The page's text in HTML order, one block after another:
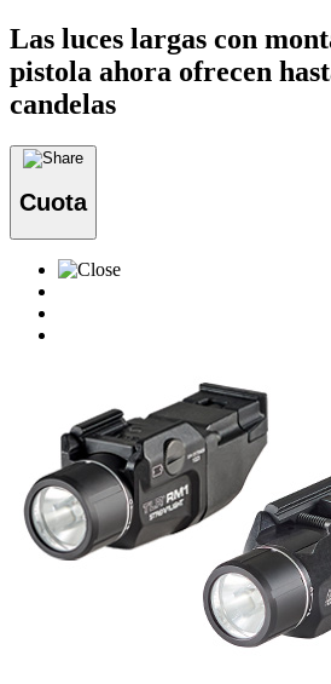
Las luces largas con
pistola ahora ofrecen
candelas
Cuota